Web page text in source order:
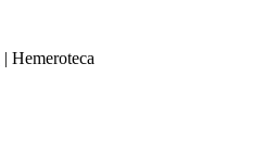
| Hemeroteca